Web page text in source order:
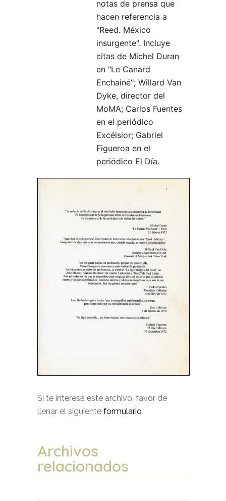
notas de prensa que
hacen referencia a
"Reed. México
insurgente". Incluye
citas de Michel Duran
en "Le Canard
Enchainé"; Willard Van
Dyke, director del
MoMA; Carlos Fuentes
en el periódico
Excélsior; Gabriel
Figueroa en el
periódico El Día.
Si te interesa este archivo, favor de
llenar el siguiente formulario
Archivos
relacionados